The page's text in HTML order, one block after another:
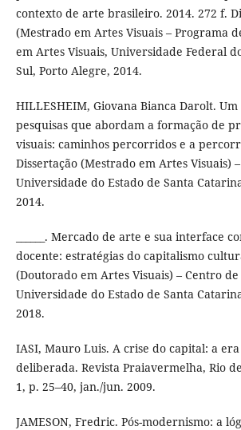
contexto de arte brasileiro. 2014. 272 f.
(Mestrado em Artes Visuais – Programa
em Artes Visuais, Universidade Federal
Sul, Porto Alegre, 2014.
HILLESHEIM, Giovana Bianca Darolt.
pesquisas que abordam a formação de
visuais: caminhos percorridos e a
Dissertação (Mestrado em Artes Visuais)
Universidade do Estado de Santa
2014.
______. Mercado de arte e sua interface
docente: estratégias do capitalismo
(Doutorado em Artes Visuais) – Centro
Universidade do Estado de Santa
2018.
IASI, Mauro Luis. A crise do capital: a
deliberada. Revista Praiavermelha, Rio
1, p. 25–40, jan./jun. 2009.
JAMESON, Fredric. Pós-modernismo: a